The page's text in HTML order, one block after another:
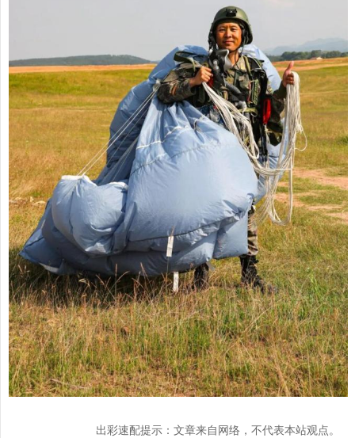
出彩速配提示：文章来自网络，不代表本站观点。